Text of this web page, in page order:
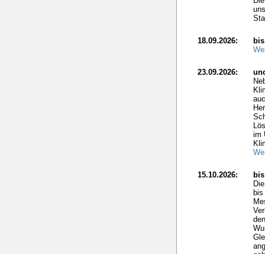
18.09.2026:
bis
23.09.2026:
im
15.10.2026:
bis
bis